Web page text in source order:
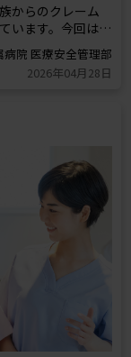
院 医療安全管理部
からのクレーム
います。今回はハ
に焦点を当て、具
イントを整理す
説します。
2026年04月28日